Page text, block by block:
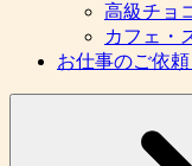
高級チョ
カフェ・
お仕事のご依